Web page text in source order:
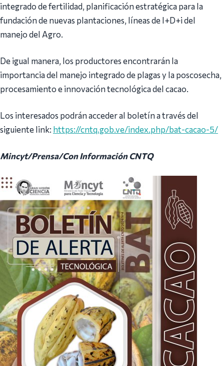
integrado de fertilidad, planificación estratégica para la
fundación de nuevas plantaciones, líneas de I+D+i del
manejo del Agro.
De igual manera, los productores encontrarán la
importancia del manejo integrado de plagas y la poscosecha,
procesamiento e innovación tecnológica del cacao.
Los interesados podrán acceder al boletín a través del
siguiente link: https://cntq.gob.ve/index.php/bat-cacao-5/
Mincyt/Prensa/Con Información CNTQ